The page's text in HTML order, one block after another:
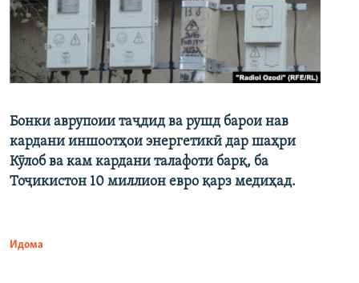
Бонки аврупоии таҷдид ва рушд барои нав
кардани иншоотҳои энергетикӣ дар шаҳри
Кӯлоб ва кам кардани талафоти барқ, ба
Тоҷикистон 10 миллион евро қарз медиҳад.
Идома